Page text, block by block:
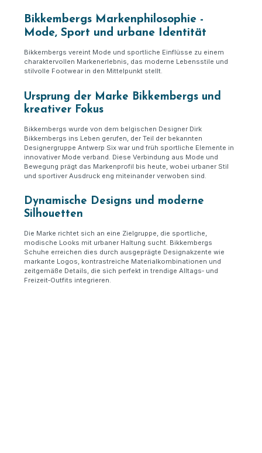
Bikkembergs Markenphilosophie -
Mode, Sport und urbane Identität
Bikkembergs vereint Mode und sportliche Einflüsse zu einem
charaktervollen Markenerlebnis, das moderne Lebensstile und
stilvolle Footwear in den Mittelpunkt stellt.
Ursprung der Marke Bikkembergs und
kreativer Fokus
Bikkembergs wurde von dem belgischen Designer Dirk
Bikkembergs ins Leben gerufen, der Teil der bekannten
Designergruppe Antwerp Six war und früh sportliche Elemente in
innovativer Mode verband. Diese Verbindung aus Mode und
Bewegung prägt das Markenprofil bis heute, wobei urbaner Stil
und sportiver Ausdruck eng miteinander verwoben sind.
Dynamische Designs und moderne
Silhouetten
Die Marke richtet sich an eine Zielgruppe, die sportliche,
modische Looks mit urbaner Haltung sucht. Bikkembergs
Schuhe erreichen dies durch ausgeprägte Designakzente wie
markante Logos, kontrastreiche Materialkombinationen und
zeitgemäße Details, die sich perfekt in trendige Alltags‑ und
Freizeit‑Outfits integrieren.